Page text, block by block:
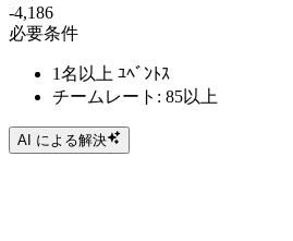
-4,186
必要条件
1名以上 ﾕﾍﾞﾝﾄｽ
チームレート: 85以上
AI による解決